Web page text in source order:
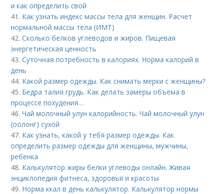
и как определить свой
41. Как узнать индекс массы тела для женщин. Расчет
нормальной массы тела (ИМТ)
42.Сколько белков углеводов и жиров. Пищевая
энергетическая ценность
43.Суточная потребность в калориях. Норма калорий в
день
44. Какой размер одежды. Как снимать мерки с женщины?
45. Бедра талия грудь. Как делать замеры объёма в
процессе похудения…
46.Чай молочный улун калорийность. Чай молочный улун
(оолонг) сухой
47. Как узнать, какой у тебя размер одежды. Как
определить размер одежды для женщины, мужчины,
ребенка
48. Калькулятор жиры белки углеводы онлайн. Живая
энциклопедия фитнеса, здоровья и красоты
49. Норма ккал в день калькулятор. Калькулятор нормы